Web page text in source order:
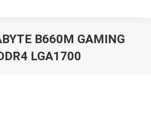
B660M GAMING
LGA1700